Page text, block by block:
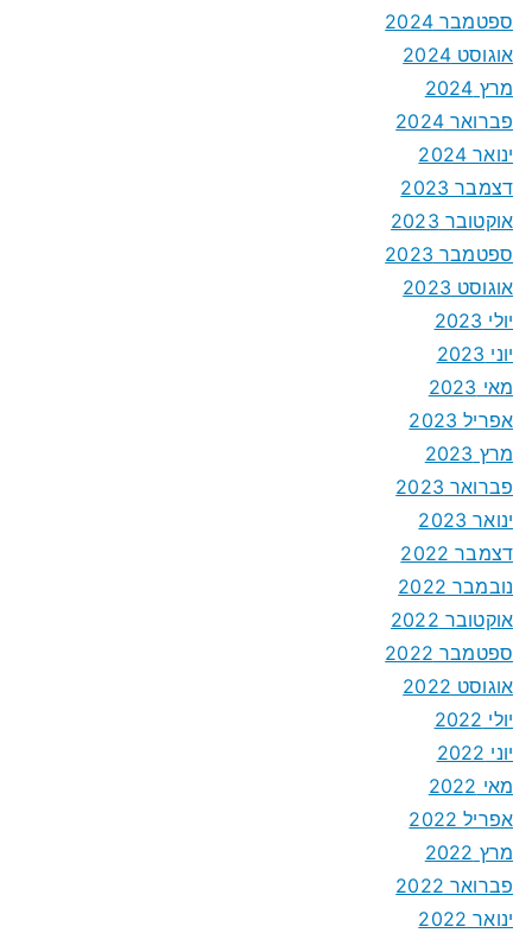
ספטמבר 2024
אוגוסט 2024
מרץ 2024
פברואר 2024
ינואר 2024
דצמבר 2023
אוקטובר 2023
ספטמבר 2023
אוגוסט 2023
יולי 2023
יוני 2023
מאי 2023
אפריל 2023
מרץ 2023
פברואר 2023
ינואר 2023
דצמבר 2022
נובמבר 2022
אוקטובר 2022
ספטמבר 2022
אוגוסט 2022
יולי 2022
יוני 2022
מאי 2022
אפריל 2022
מרץ 2022
פברואר 2022
ינואר 2022